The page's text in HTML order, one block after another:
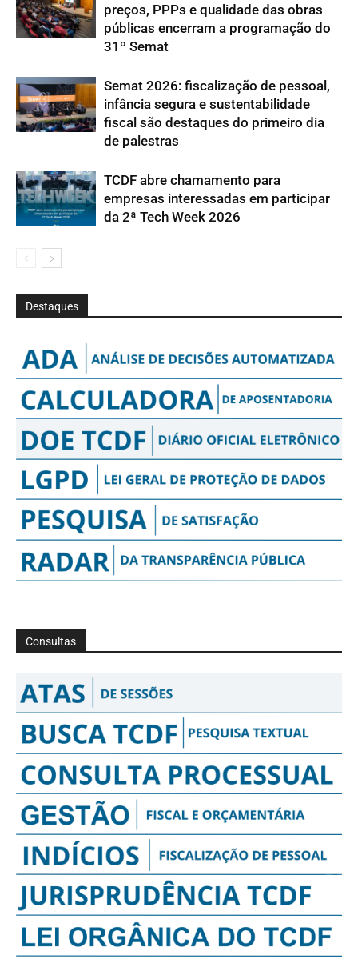
preços, PPPs e qualidade das obras
públicas encerram a programação do
31º Semat
Semat 2026: fiscalização de pessoal,
infância segura e sustentabilidade
fiscal são destaques do primeiro dia
de palestras
TCDF abre chamamento para
empresas interessadas em participar
da 2ª Tech Week 2026
Destaques
Consultas